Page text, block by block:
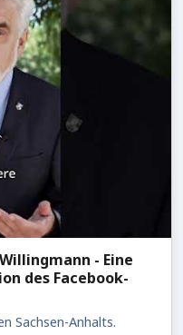
- Eine
des Facebook-
Sachsen-Anhalts.